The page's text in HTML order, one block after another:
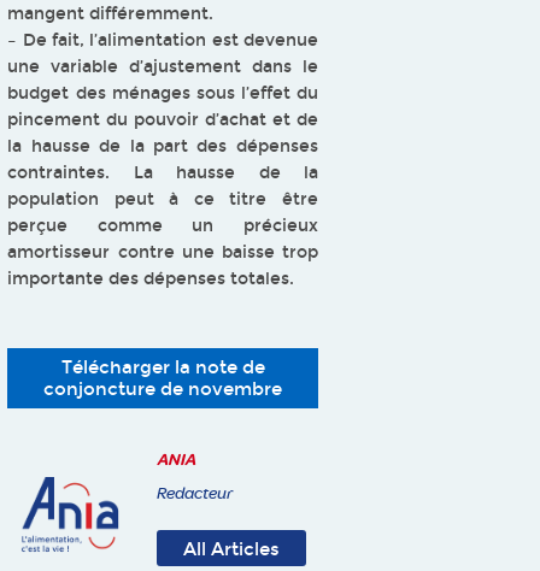
mangent différemment.
– De fait, l’alimentation est devenue
une variable d’ajustement dans le
budget des ménages sous l’effet du
pincement du pouvoir d’achat et de
la hausse de la part des dépenses
contraintes. La hausse de la
population peut à ce titre être
perçue comme un précieux
amortisseur contre une baisse trop
importante des dépenses totales.
Télécharger la note de
conjoncture de novembre
ANIA
Redacteur
All Articles